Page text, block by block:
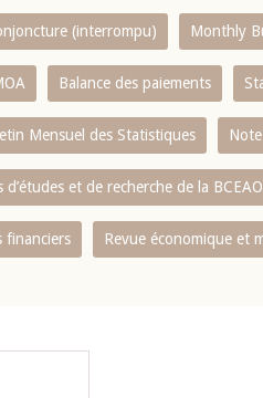
(interrompu) Monthly
Balance des paiements
Mensuel des Statistiques
d’études et de recherche de la BCEAO
financiers Revue économique et